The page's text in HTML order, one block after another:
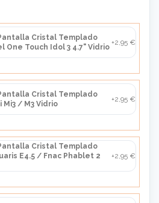
Cristal Templado
One Touch Idol 3 4.7" Vidrio
+2,95 €
Cristal Templado
Mi3 / M3 Vidrio
+2,95 €
Cristal Templado
E4.5 / Fnac Phablet 2
+2,95 €